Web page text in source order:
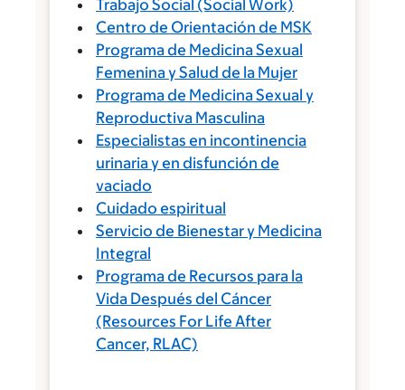
Trabajo Social (Social Work)
Centro de Orientación de MSK
Programa de Medicina Sexual
Femenina y Salud de la Mujer
Programa de Medicina Sexual y
Reproductiva Masculina
Especialistas en incontinencia
urinaria y en disfunción de
vaciado
Cuidado espiritual
Servicio de Bienestar y Medicina
Integral
Programa de Recursos para la
Vida Después del Cáncer
(Resources For Life After
Cancer, RLAC)